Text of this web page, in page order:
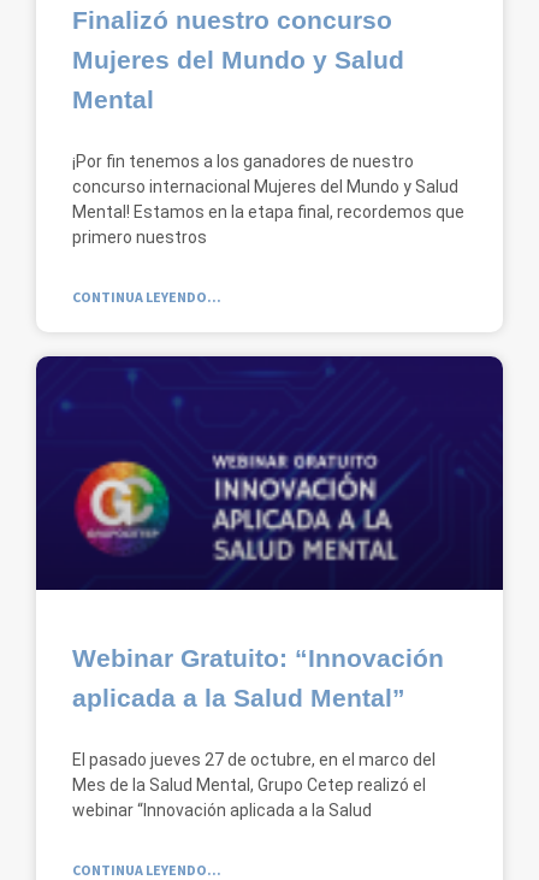
Finalizó nuestro concurso
Mujeres del Mundo y Salud
Mental
¡Por fin tenemos a los ganadores de nuestro
concurso internacional Mujeres del Mundo y Salud
Mental! Estamos en la etapa final, recordemos que
primero nuestros
CONTINUA LEYENDO...
Webinar Gratuito: “Innovación
aplicada a la Salud Mental”
El pasado jueves 27 de octubre, en el marco del
Mes de la Salud Mental, Grupo Cetep realizó el
webinar “Innovación aplicada a la Salud
CONTINUA LEYENDO...